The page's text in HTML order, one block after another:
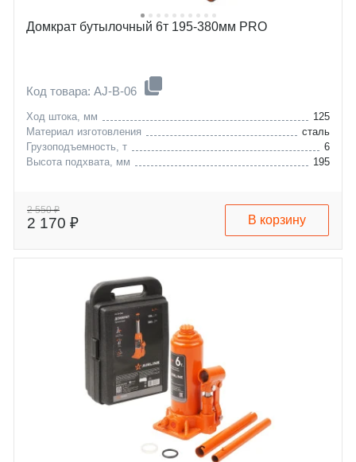
Домкрат бутылочный 6т 195-380мм PRO
Код товара: AJ-B-06
Ход штока, мм
125
Материал изготовления
сталь
Грузоподъемность, т
6
Высота подхвата, мм
195
2 550 ₽
2 170 ₽ В корзину